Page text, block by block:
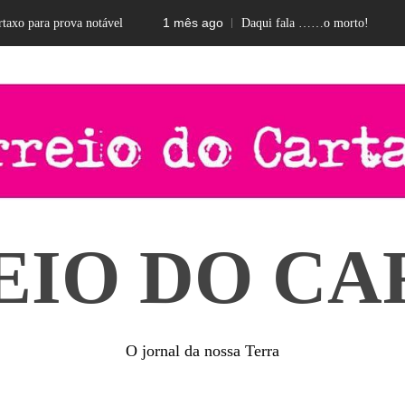
prova notável 1 mês ago Daqui fala ……o morto! 2
DO
O jornal da nossa Terra